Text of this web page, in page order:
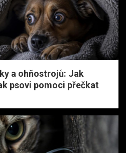
a ohňostrojů: Jak
psovi pomoci přečkat